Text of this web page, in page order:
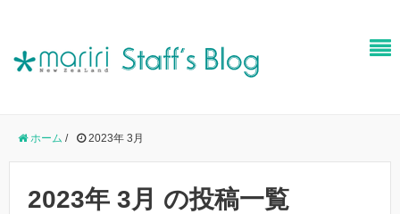
ホーム / 2023年 3月
2023年 3月 の投稿一覧